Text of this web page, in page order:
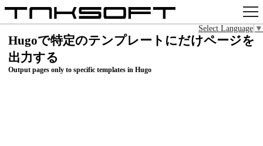
アプリ
x
Select Language ▼
Hugoで特定のテンプレートにだけページを
出力する
Output pages only to specific templates in Hugo